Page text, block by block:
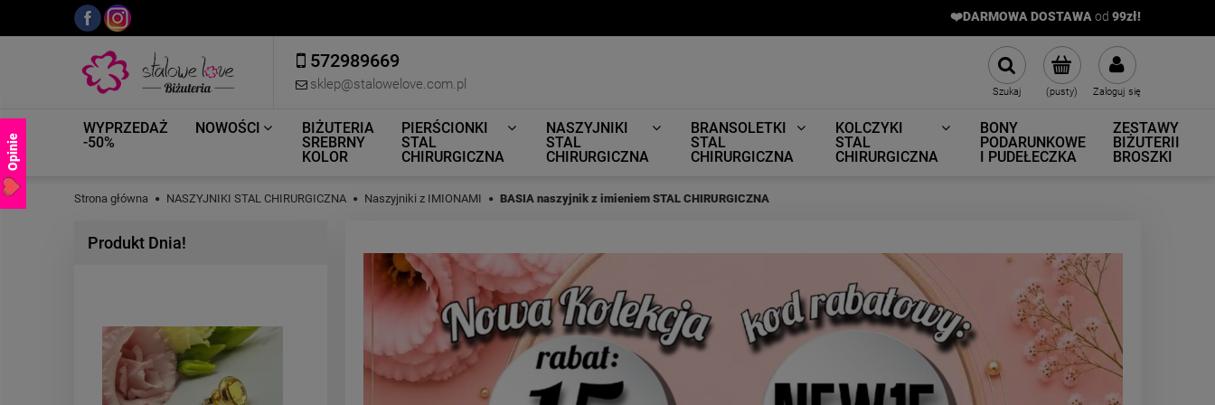
❤️DARMOWA DOSTAWA od 99zł!
572989669
sklep@stalowelove.com.pl (pusty) Zaloguj się
Szukaj
WYPRZEDAŻ
-50%
NOWOŚCI
BIŻUTERIA
SREBRNY
KOLOR
PIERŚCIONKI
STAL
CHIRURGICZNA
NASZYJNIKI
STAL
CHIRURGICZNA
BRANSOLETKI
STAL
CHIRURGICZNA
KOLCZYKI
STAL
CHIRURGICZNA
BONY
PODARUNKOWE
I PUDEŁECZKA
ZESTAWY
BIŻUTERII
BROSZKI
Strona główna NASZYJNIKI STAL CHIRURGICZNA Naszyjniki z IMIONAMI BASIA naszyjnik z imieniem STAL CHIRURGICZNA
Produkt Dnia!
Opinie